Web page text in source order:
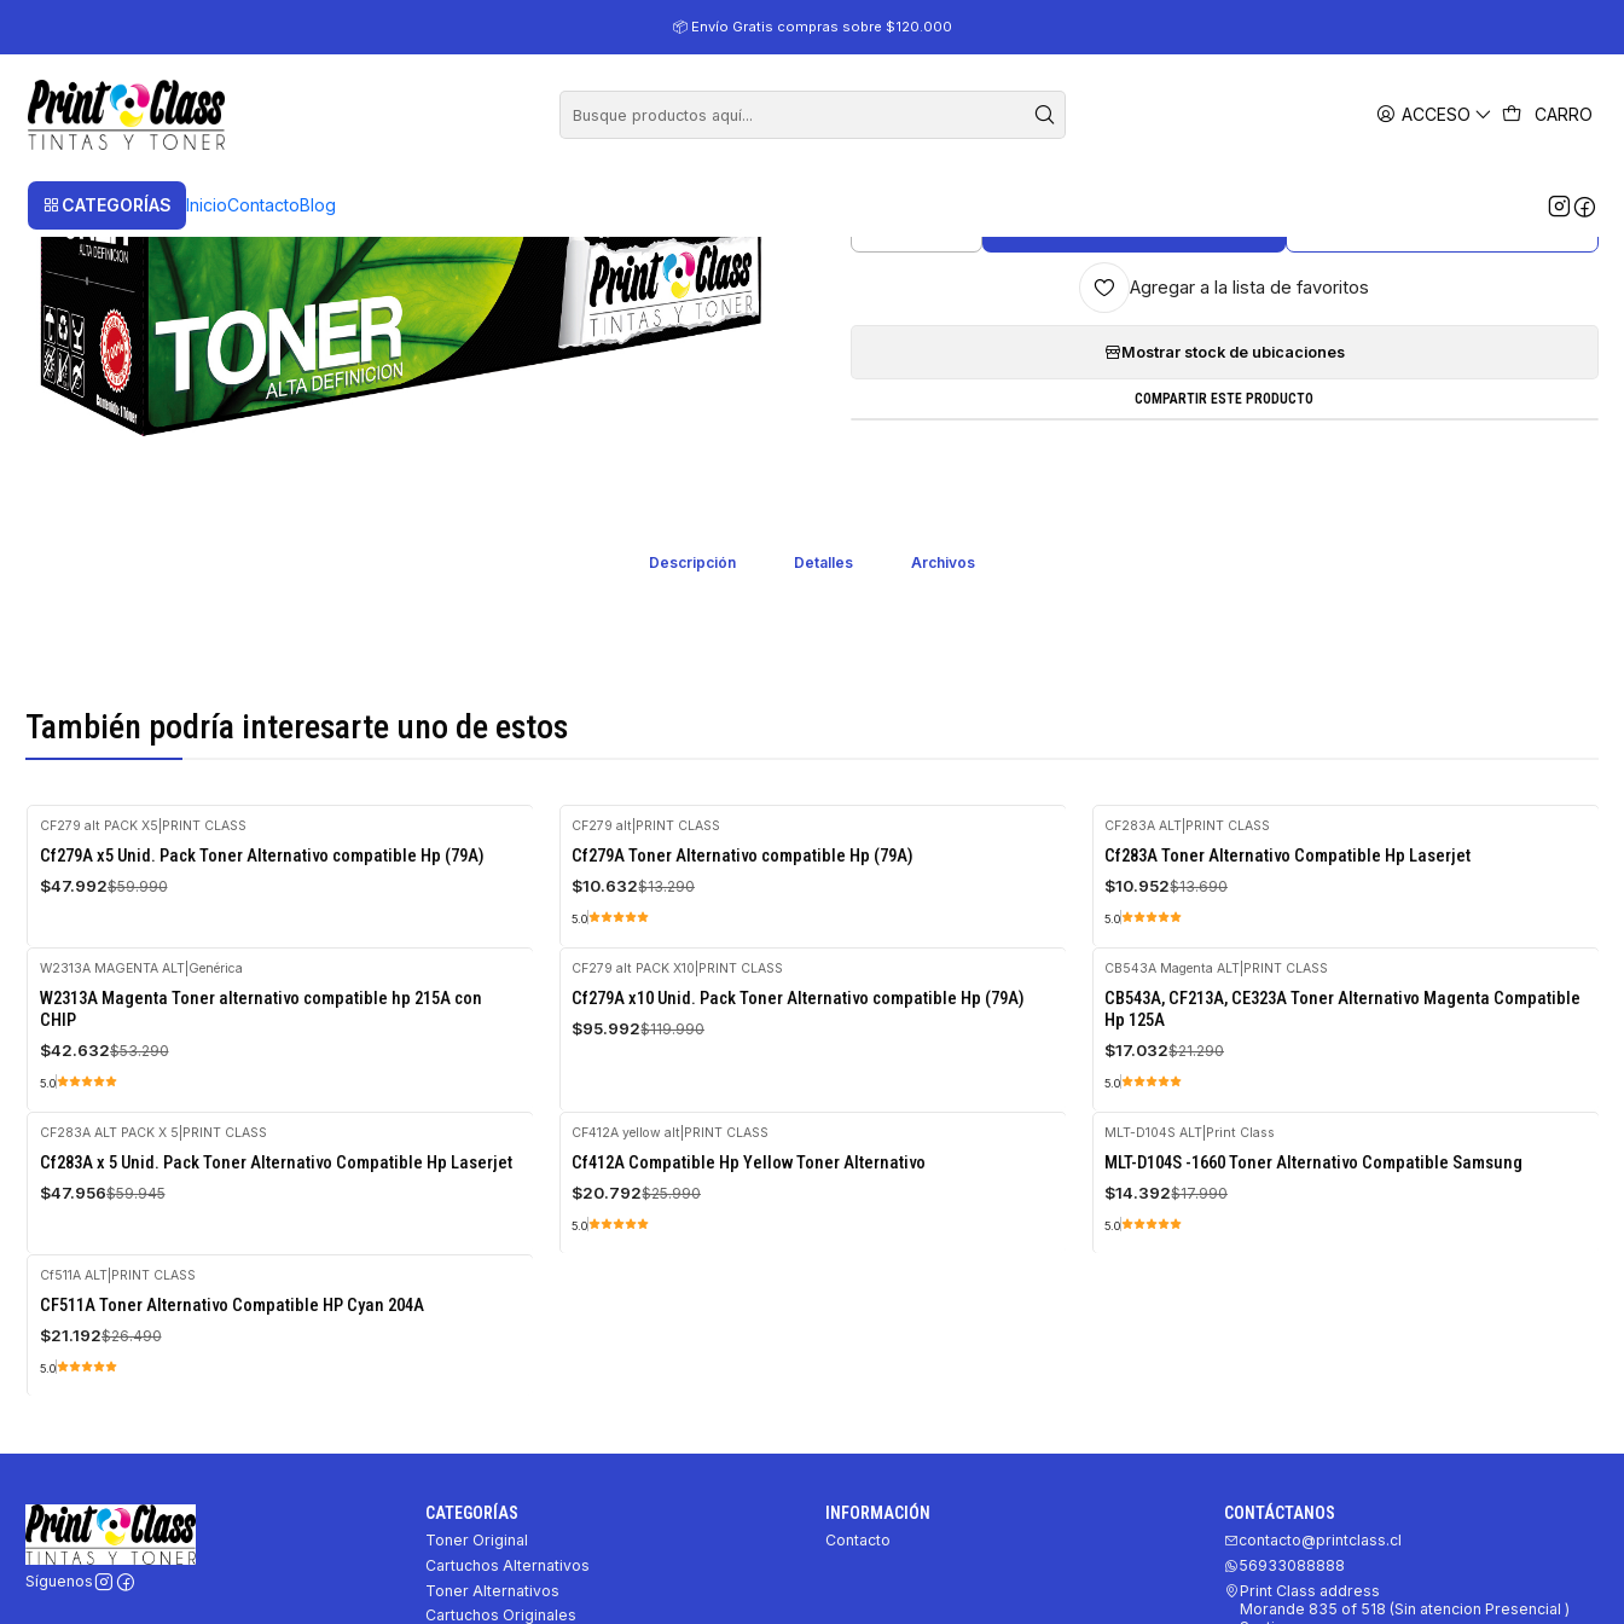
ACCESO CARRO
CATEGORÍAS InicioContactoBlog
📦 Envío Gratis compras sobre $120.000
Q7553A (53A), Q5449A Toner Alternativo Compatible Hp, Canon
Q7553A (53A), Q5449A Toner Alternativo Compatible
Cantidad
Agregar a la lista de favoritos
Mostrar stock de ubicaciones
COMPARTIR ESTE PRODUCTO
Descripción Detalles Archivos
También podría interesarte uno de estos
-20%
OFF
CF279 alt PACK X5 PRINT CLASS
Cf279A x5 Unid. Pack Toner Alternativo compatible Hp (79A)
$47.992$59.990
-20%
OFF
CF279 alt PRINT CLASS
Cf279A Toner Alternativo compatible Hp (79A)
$10.632$13.290
5.0
-20%
OFF
CF283A ALT PRINT CLASS
Cf283A Toner Alternativo Compatible Hp Laserjet
$10.952$13.690
5.0
-20%
OFF
W2313A MAGENTA ALT| Genérica
W2313A Magenta Toner alternativo compatible hp 215A con
CHIP
$42.632$53.290
5.0
-20%
OFF
CF279 alt PACK X10 PRINT CLASS
Cf279A x10 Unid. Pack Toner Alternativo compatible Hp (79A)
$95.992$119.990
-20%
OFF
CB543A Magenta ALT PRINT CLASS
CB543A, CF213A, CE323A Toner Alternativo Magenta Compatible
Hp 125A
$17.032$21.290
5.0
-20%
OFF
CF283A ALT PACK X 5 PRINT CLASS
Cf283A x 5 Unid. Pack Toner Alternativo Compatible Hp Laserjet
$47.956$59.945
-20%
OFF
CF412A yellow alt PRINT CLASS
Cf412A Compatible Hp Yellow Toner Alternativo
$20.792$25.990
5.0
-20%
OFF
MLT-D104S ALT Print Class
MLT-D104S -1660 Toner Alternativo Compatible Samsung
$14.392$17.990
5.0
-20%
OFF
Cf511A ALT| PRINT CLASS
CF511A Toner Alternativo Compatible HP Cyan 204A
$21.192$26.490
5.0
Síguenos
CATEGORÍAS
Toner Original
Cartuchos Alternativos
Toner Alternativos
Cartuchos Originales
INFORMACIÓN
Contacto
CONTÁCTANOS
contacto@printclass.cl
56933088888
Print Class address
Morande 835 of 518 (Sin atencion Presencial )